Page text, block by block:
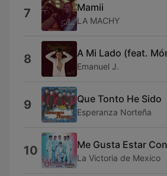
7 Mamii
LA MACHY
8 A Mi Lado (feat.
Emanuel J.
9 Que Tonto He Sido
Esperanza Norteña
10 Me Gusta Estar
La Victoria de Mexico